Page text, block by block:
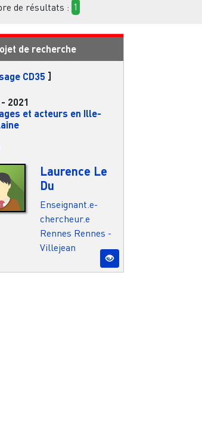
de résultats : 1
de recherche
CD35 ]
- 2021
et acteurs en Ille-
Laurence Le
Du
Enseignant.e-
chercheur.e
Rennes Rennes -
Villejean